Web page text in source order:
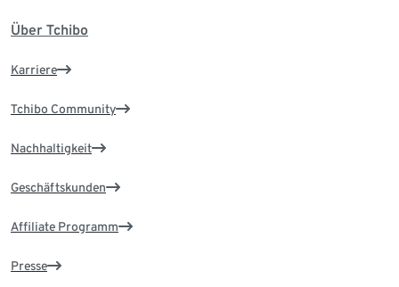
Über Tchibo
Karriere
Tchibo Community
Nachhaltigkeit
Geschäftskunden
Affiliate Programm
Presse